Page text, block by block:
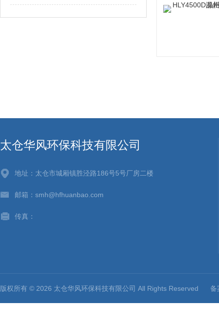
太仓华风环保科技有限公司
地址：太仓市城厢镇胜泾路186号5号厂房二楼
邮箱：smh@hfhuanbao.com
传真：
版权所有 © 2026 太仓华风环保科技有限公司 All Rights Reserved 备